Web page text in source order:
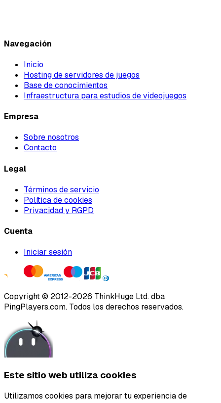
Navegación
Inicio
Hosting de servidores de juegos
Base de conocimientos
Infraestructura para estudios de videojuegos
Empresa
Sobre nosotros
Contacto
Legal
Términos de servicio
Política de cookies
Privacidad y RGPD
Cuenta
Iniciar sesión
Copyright © 2012-2026 ThinkHuge Ltd.dba
PingPlayers.com. Todos los derechos reservados.
Este sitio web utiliza cookies
Utilizamos cookies para mejorar tu experiencia de